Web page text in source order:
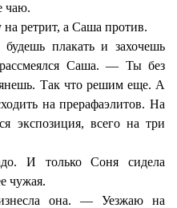
чаю.
ретрит, а Саша против.
плакать и захочешь
Саша. — Ты без
Так что решим еще. А
на прерафаэлитов. На
экспозиция, всего на три
И только Соня сидела
чужая.
она. — Уезжаю на